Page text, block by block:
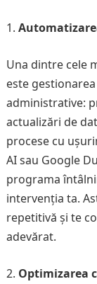
Una dintre cele
este
administrative:
actualizări de
procese cu
AI sau Google
programa
intervenția ta.
repetitivă și te
adevărat.
Optimizarea